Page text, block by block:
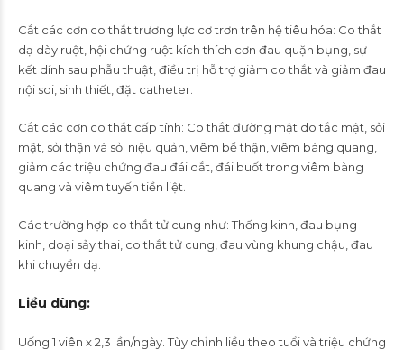
Cắt các cơn co thắt trương lực cơ trơn trên hệ tiêu hóa: Co thắt
dạ dày ruột, hội chứng ruột kích thích cơn đau quặn bụng, sự
kết dính sau phẫu thuật, điều trị hỗ trợ giảm co thắt và giảm đau
nội soi, sinh thiết, đặt catheter.
Cắt các cơn co thắt cấp tính: Co thắt đường mật do tắc mật, sỏi
mật, sỏi thận và sỏi niệu quản, viêm bể thận, viêm bàng quang,
giảm các triệu chứng đau đái dắt, đái buốt trong viêm bàng
quang và viêm tuyến tiền liệt.
Các trường hợp co thắt tử cung như: Thống kinh, đau bụng
kinh, doại sảy thai, co thắt tử cung, đau vùng khung chậu, đau
khi chuyển dạ.
Liều dùng:
Uống 1 viên x 2,3 lần/ngày. Tùy chỉnh liều theo tuổi và triệu chứng